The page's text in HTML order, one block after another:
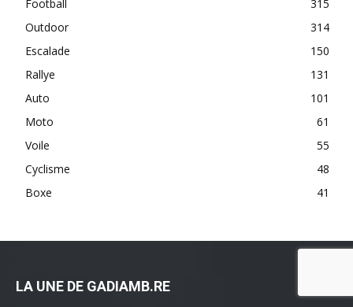
Football
315
Outdoor
314
Escalade
150
Rallye
131
Auto
101
Moto
61
Voile
55
Cyclisme
48
Boxe
41
LA UNE DE GADIAMB.RE